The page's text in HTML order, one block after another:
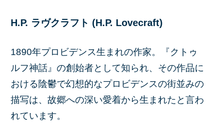
H.P. ラヴクラフト (H.P. Lovecraft)
1890年プロビデンス生まれの作家。『クトゥ
ルフ神話』の創始者として知られ、その作品に
おける陰鬱で幻想的なプロビデンスの街並みの
描写は、故郷への深い愛着から生まれたと言わ
れています。